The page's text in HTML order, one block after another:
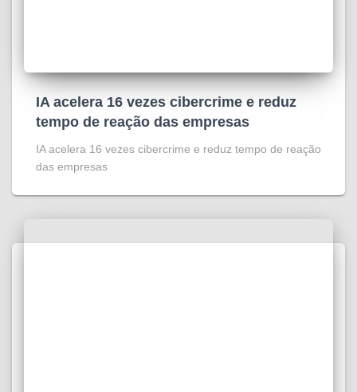
IA acelera 16 vezes cibercrime e reduz
tempo de reação das empresas
IA acelera 16 vezes cibercrime e reduz tempo de reação
das empresas